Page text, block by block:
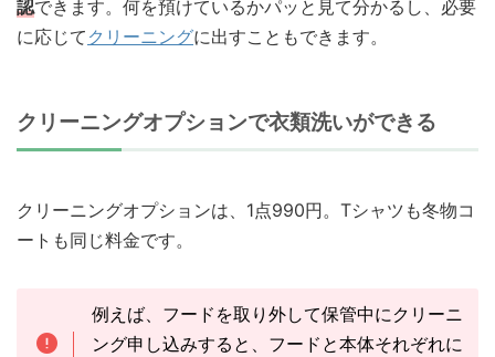
認できます。何を預けているかパッと見て分かるし、必要
に応じて クリーニングに出すこともできます。
クリーニングオプションで衣類洗いができる
クリーニングオプションは、1点990円。Tシャツも冬物コ
ートも同じ料金です。
例えば、フードを取り外して保管中にクリーニ
ング申し込みすると、フードと本体それぞれに